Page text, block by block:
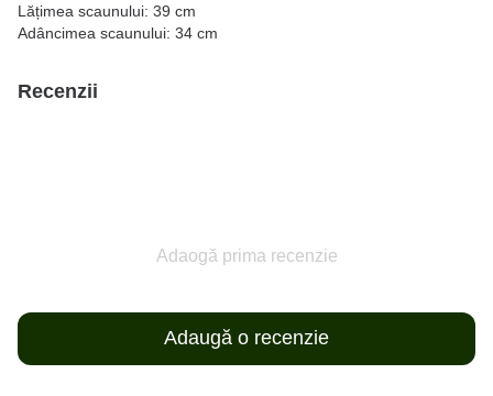
Lățimea scaunului: 39 cm
Adâncimea scaunului: 34 cm
Recenzii
Adaogă prima recenzie
Adaugă o recenzie